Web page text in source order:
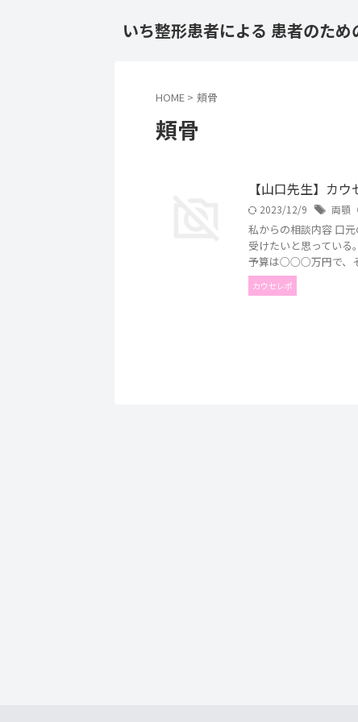
いち整形患者による 患者のため
HOME > 頬骨
頬骨
【山口先生】カ
2023/12/9 両顎
私からの相談内容 口
受けたいと思っている
予算は○○○万円で、
カウセレポ